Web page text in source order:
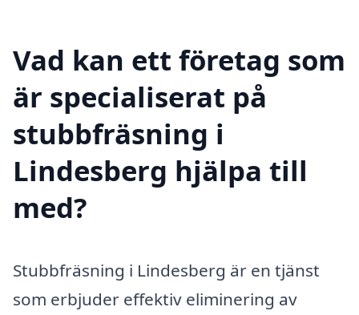
Vad kan ett företag som
är specialiserat på
stubbfräsning i
Lindesberg hjälpa till
med?
Stubbfräsning i Lindesberg är en tjänst
som erbjuder effektiv eliminering av